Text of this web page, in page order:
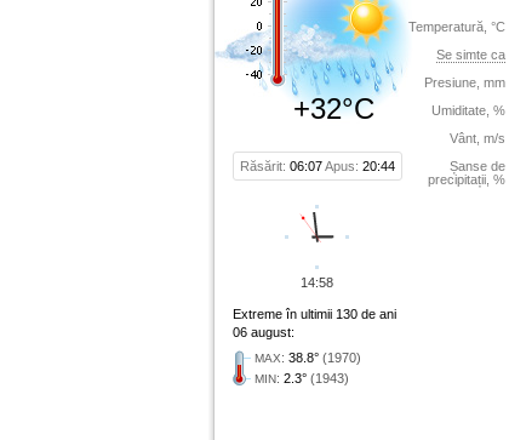
+32°C
Răsărit: 06:07Apus: 20:44
Temperatură, °C
Se simte ca
Presiune, mm
Umiditate, %
Vânt, m/s
Șanse de
precipitații, %
Extreme în ultimii 130 de ani
06 august:
MAX: 38.8° (1970)
MIN: 2.3° (1943)
14:58